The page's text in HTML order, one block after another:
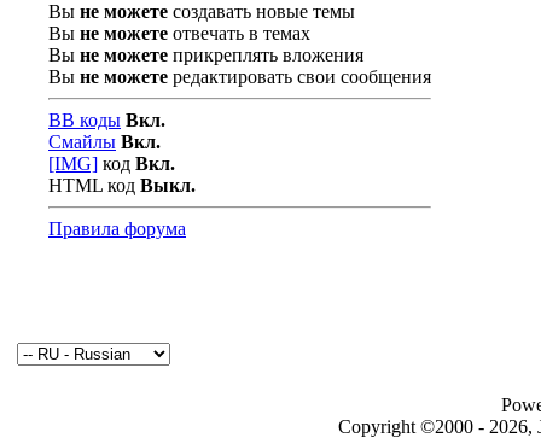
Вы не можете создавать новые темы
Вы не можете отвечать в темах
Вы не можете прикреплять вложения
Вы не можете редактировать свои сообщения
BB коды Вкл.
Смайлы Вкл.
[IMG] код Вкл.
HTML код Выкл.
Правила форума
Copyright ©2000 - 2026,